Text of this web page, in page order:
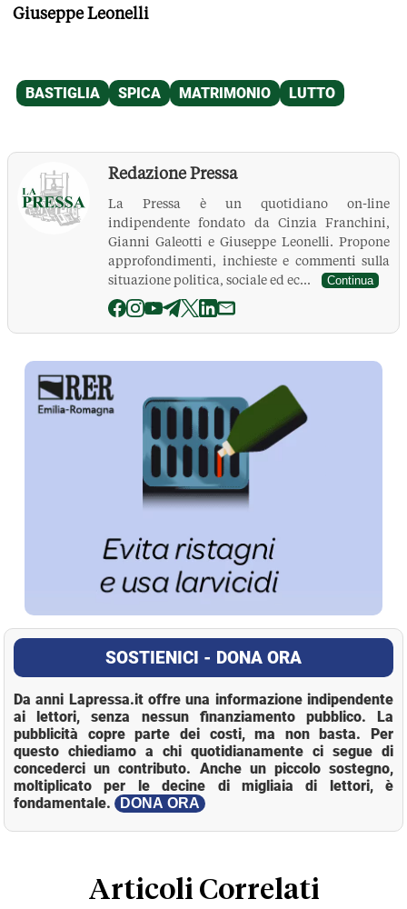
Giuseppe Leonelli
Redazione Pressa
La Pressa è un quotidiano on-line
indipendente fondato da Cinzia Franchini,
Gianni Galeotti e Giuseppe Leonelli. Propone
approfondimenti, inchieste e commenti sulla
situazione politica, sociale ed ec...
Continua
La Pressa
SOSTIENICI - DONA ORA
Da anni Lapressa.it offre una informazione indipendente
ai lettori, senza nessun finanziamento pubblico. La
pubblicità copre parte dei costi, ma non basta. Per
questo chiediamo a chi quotidianamente ci segue di
concederci un contributo. Anche un piccolo sostegno,
moltiplicato per le decine di migliaia di lettori, è
fondamentale.
DONA ORA
Articoli Correlati